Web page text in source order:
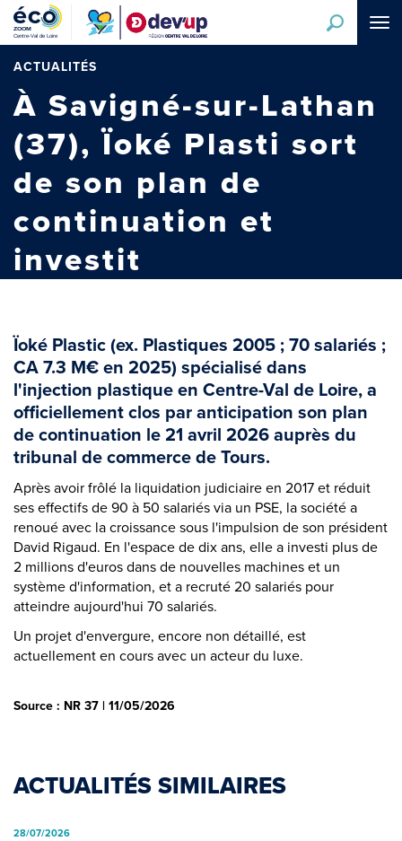
Aller
contenu
principal
ACTUALITÉS
À Savigné-sur-Lathan
(37), Ïoké Plasti sort
de son plan de
continuation et
investit
Ïoké Plastic (ex. Plastiques 2005 ; 70 salariés ;
CA 7.3 M€ en 2025) spécialisé dans
l'injection plastique en Centre-Val de Loire, a
officiellement clos par anticipation son plan
de continuation le 21 avril 2026 auprès du
tribunal de commerce de Tours.
Après avoir frôlé la liquidation judiciaire en 2017 et réduit
ses effectifs de 90 à 50 salariés via un PSE, la société a
renoué avec la croissance sous l'impulsion de son président
David Rigaud. En l'espace de dix ans, elle a investi plus de
2 millions d'euros dans de nouvelles machines et un
système d'information, et a recruté 20 salariés pour
atteindre aujourd'hui 70 salariés.
Un projet d'envergure, encore non détaillé, est
actuellement en cours avec un acteur du luxe.
Source : NR 37 | 11/05/2026
ACTUALITÉS SIMILAIRES
28/07/2026